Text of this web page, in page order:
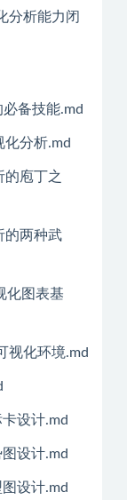
分析能力闭
备技能.md
分析.md
的庖丁之
的两种武
化图表基
视化环境.md
设计.md
设计.md
设计.md